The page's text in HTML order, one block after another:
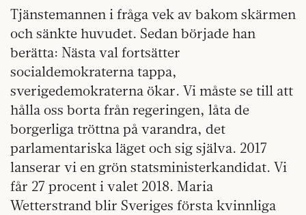
Tjänstemannen i fråga vek av bakom skärmen
och sänkte huvudet. Sedan började han
berätta: Nästa val fortsätter
socialdemokraterna tappa,
sverigedemokraterna ökar. Vi måste se till att
hålla oss borta från regeringen, låta de
borgerliga tröttna på varandra, det
parlamentariska läget och sig själva. 2017
lanserar vi en grön statsministerkandidat. Vi
får 27 procent i valet 2018. Maria
Wetterstrand blir Sveriges första kvinnliga